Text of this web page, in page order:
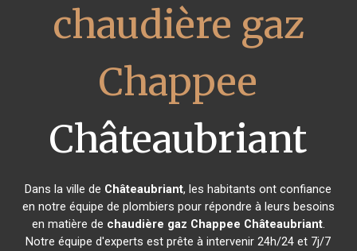
chaudière gaz
Chappee
Châteaubriant
Dans la ville de Châteaubriant, les habitants ont confiance
en notre équipe de plombiers pour répondre à leurs besoins
en matière de chaudière gaz Chappee Châteaubriant.
Notre équipe d'experts est prête à intervenir 24h/24 et 7j/7